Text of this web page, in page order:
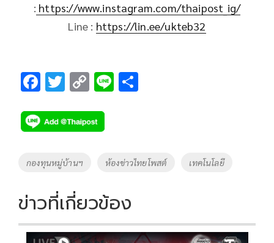
: https://www.instagram.com/thaipost_ig/
Line : https://lin.ee/ukteb32
F
e
b
o
k
T
tt
er
C
p
y
Li
k
Li
Tags
กองทุนหมู่บ้านฯ ห้องข่าวไทยโพสต์ เทคโนโลยี
ข่าวที่เกี่ยวข้อง